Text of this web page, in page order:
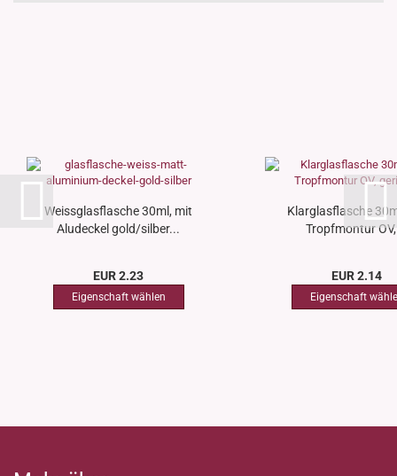
Weissglasflasche 30ml, mit
Aludeckel gold/silber...
EUR 2.23
Klarglasflasche
Tropfmontur
EUR 2.14